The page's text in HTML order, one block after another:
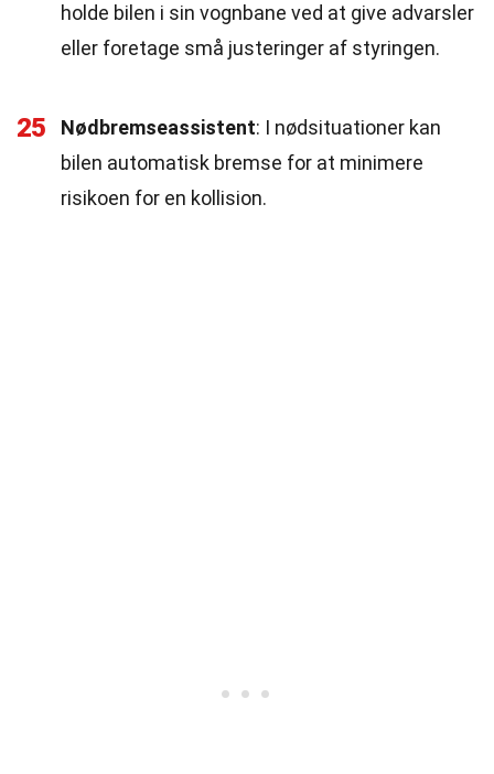
holde bilen i sin vognbane ved at give advarsler
eller foretage små justeringer af styringen.
25 Nødbremseassistent: I nødsituationer kan
bilen automatisk bremse for at minimere
risikoen for en kollision.